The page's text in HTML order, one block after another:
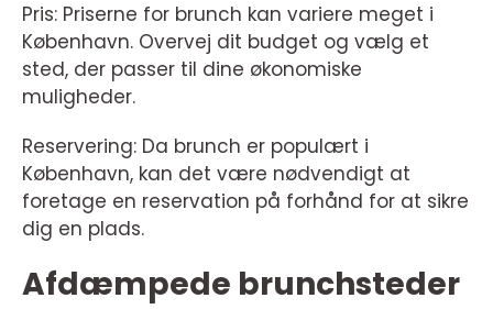
Pris: Priserne for brunch kan variere meget i
København. Overvej dit budget og vælg et
sted, der passer til dine økonomiske
muligheder.
Reservering: Da brunch er populært i
København, kan det være nødvendigt at
foretage en reservation på forhånd for at sikre
dig en plads.
Afdæmpede brunchsteder